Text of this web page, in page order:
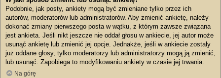
Podobnie, jak posty, ankiety mogą być zmieniane tylko przez ich
autorów, moderatorów lub administratorów. Aby zmienić ankietę, należy
dokonać zmiany pierwszego posta w wątku, z którym zawsze związana
jest ankieta. Jeśli nikt jeszcze nie oddał głosu w ankiecie, jej autor może
usunąć ankietę lub zmienić jej opcje. Jednakże, jeśli w ankiecie zostały
już oddane głosy, tylko moderatorzy lub administratorzy mogą ją zmienić,
lub usunąć. Zapobiega to modyfikowaniu ankiety w czasie jej trwania.
Na górę